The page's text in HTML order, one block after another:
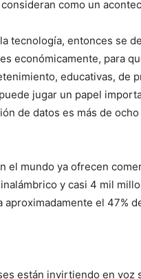
como un
tecnología, entonces se
económicamente, para
educativas, de
jugar un papel
de datos es más de
el mundo ya ofrecen
y casi 4 mil
el 47%
están invirtiendo en voz